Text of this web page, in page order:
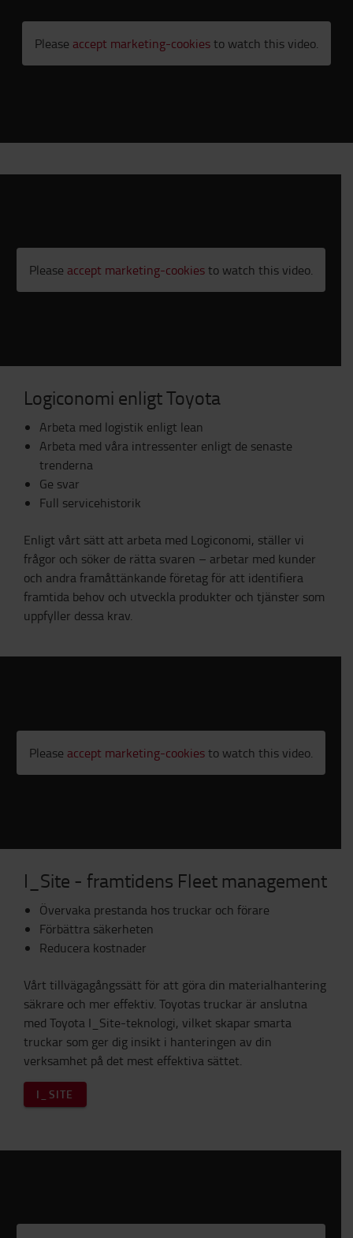
Please accept marketing-cookiesto watch this video.
Please accept marketing-cookiesto watch this video.
Logiconomi enligt Toyota
Arbeta med logistik enligt lean
Arbeta med våra intressenter enligt de senaste
trenderna
Ge svar
Full servicehistorik
Enligt vårt sätt att arbeta med Logiconomi, ställer vi
frågor och söker de rätta svaren – arbetar med kunder
och andra framåttänkande företag för att identifiera
framtida behov och utveckla produkter och tjänster som
uppfyller dessa krav.
Please accept marketing-cookiesto watch this video.
I_Site - framtidens Fleet management
Övervaka prestanda hos truckar och förare
Förbättra säkerheten
Reducera kostnader
Vårt tillvägagångssätt för att göra din materialhantering
säkrare och mer effektiv. Toyotas truckar är anslutna
med Toyota I_Site-teknologi, vilket skapar smarta
truckar som ger dig insikt i hanteringen av din
verksamhet på det mest effektiva sättet.
I_SITE